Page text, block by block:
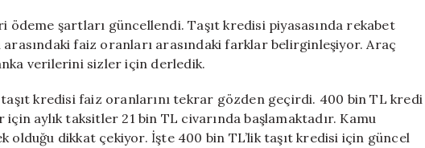
Kredisi
En
Oranları
Açıklandı
için
şartları güncellendi. Taşıt kredisi piyasasında rekabet
faiz oranları arasındaki farklar belirginleşiyor. Araç
verilerini sizler için derledik.
kredisi faiz oranlarını tekrar gözden geçirdi. 400 bin TL kredi
aylık taksitler 21 bin TL civarında başlamaktadır. Kamu
olduğu dikkat çekiyor. İşte 400 bin TL’lik taşıt kredisi için güncel